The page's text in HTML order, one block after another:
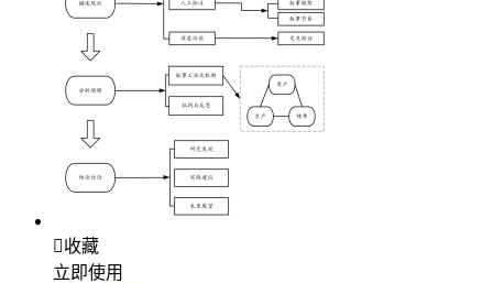
收藏
立即使用